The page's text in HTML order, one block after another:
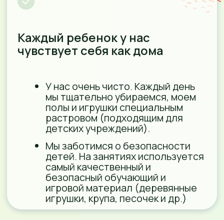
СВЯЖИТЕСЬ С
НАМИ
+7 (909)460-17-13
Мессенджеры
Заказать звонок
пн — сб: с 8:00 до 20:00
вс: день мероприятий